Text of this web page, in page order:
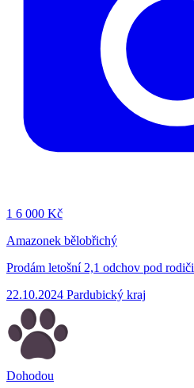
1 6 000 Kč
Amazonek bělobřichý
Prodám letošní 2,1 odchov pod rodiči
22.10.2024 Pardubický kraj
Dohodou